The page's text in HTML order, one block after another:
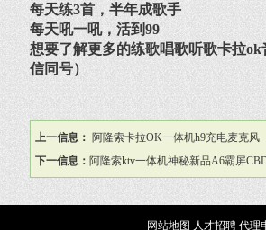
每天练3首，半年成歌手
每天吼一吼，活到99
想要了解更多的练歌唱歌听歌卡拉ok
信同号）
上一信息： 阿隆索卡拉OK一体机h9充电麦克风
下一信息： 阿隆索ktv一体机神秘新品A6霸屏
网站地图 人才招聘 代理